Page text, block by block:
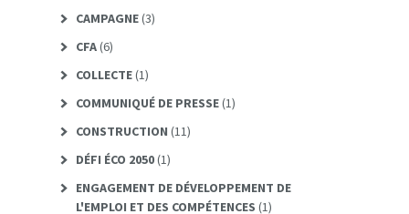
CAMPAGNE(3)
CFA(6)
COLLECTE(1)
COMMUNIQUÉ DE PRESSE(1)
CONSTRUCTION (11)
DÉFI ÉCO 2050(1)
ENGAGEMENT DE DÉVELOPPEMENT DE
L'EMPLOI ET DES COMPÉTENCES (1)